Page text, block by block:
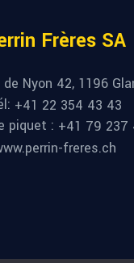
Frères SA
Nyon 42, 1196
+41 22 354 43 43
piquet : +41 79 237
freres.ch